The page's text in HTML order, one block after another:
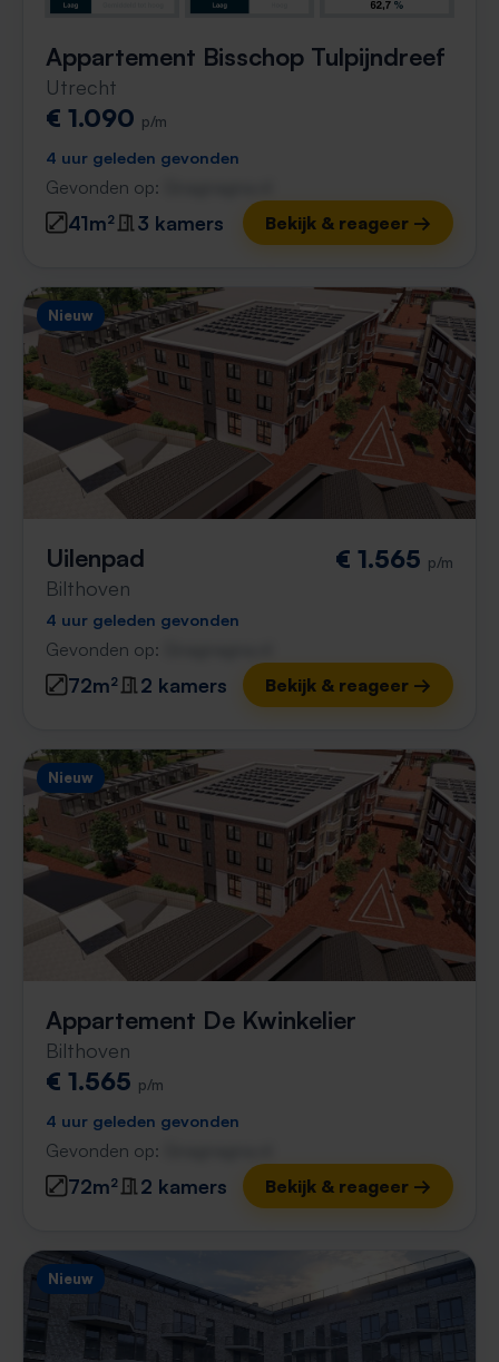
Appartement Bisschop Tulpijndreef
Utrecht
€ 1.090 p/m
4 uur geleden gevonden
Gevonden op:
41m² 3 kamers Bekijk & reageer →
Nieuw
Uilenpad
Bilthoven
€ 1.565 p/m
4 uur geleden gevonden
Gevonden op:
72m² 2 kamers Bekijk & reageer →
Nieuw
Appartement De Kwinkelier
Bilthoven
€ 1.565 p/m
4 uur geleden gevonden
Gevonden op:
72m² 2 kamers Bekijk & reageer →
Nieuw